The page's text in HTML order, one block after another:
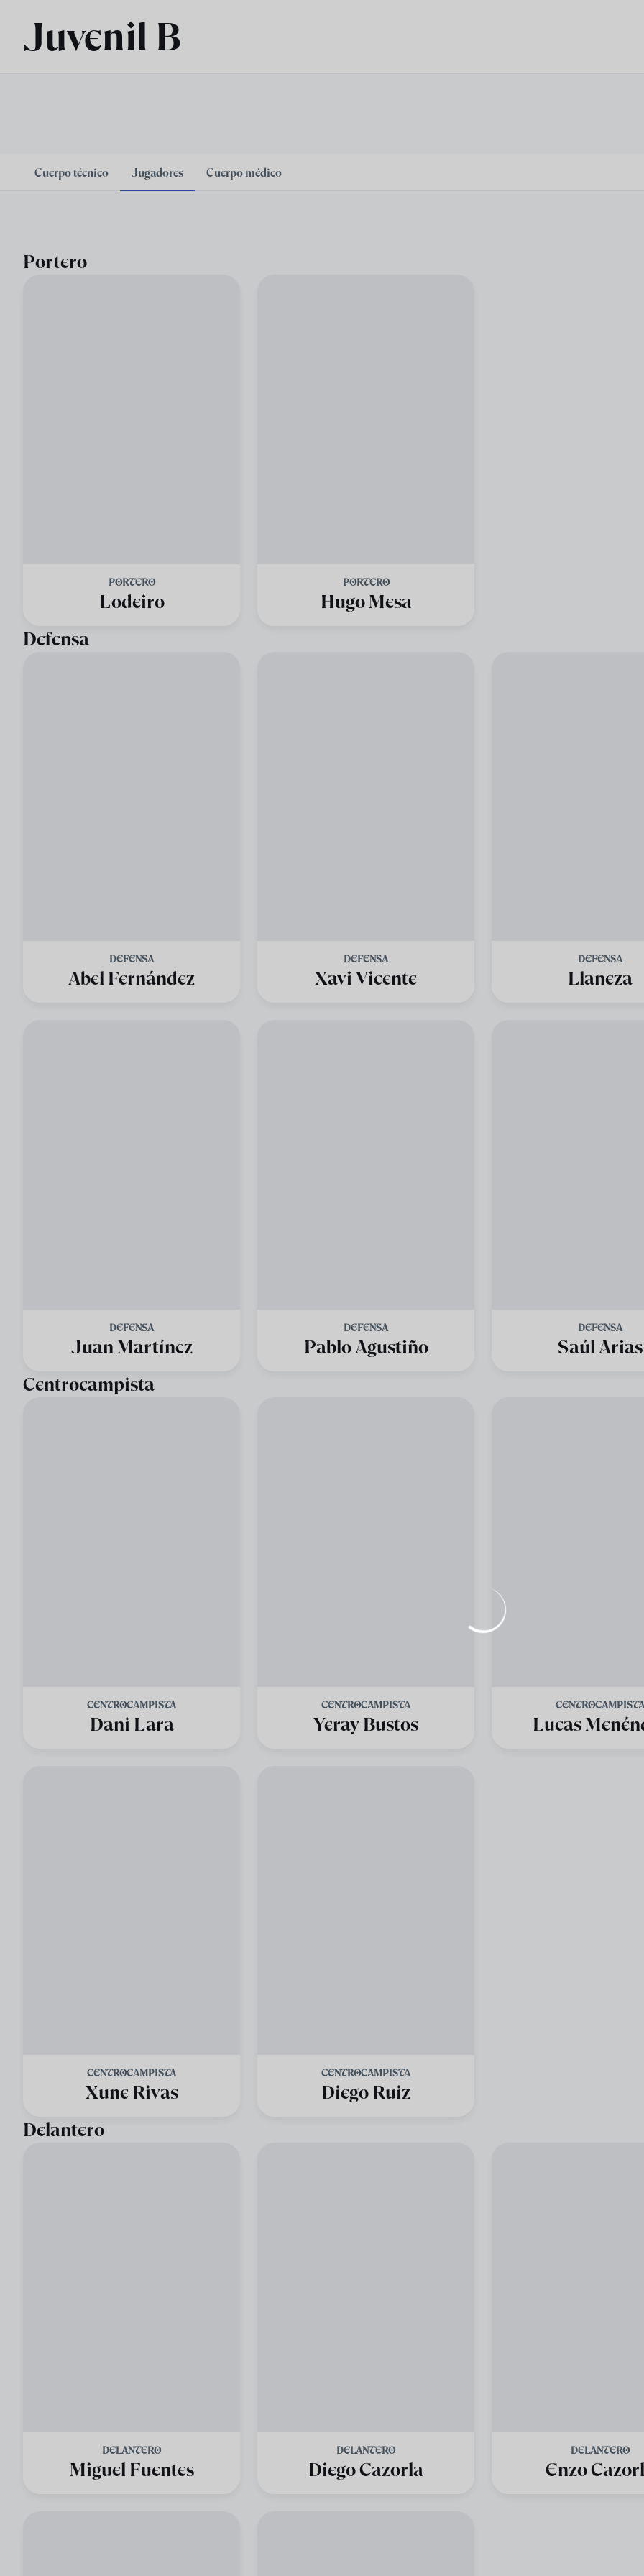
Juvenil B
Cuerpo técnico Jugadores Cuerpo médico
Portero
PORTERO
Lodeiro
PORTERO
Hugo Mesa
Defensa
DEFENSA
Abel Fernández
DEFENSA
Xavi Vicente
DEFENSA
Llaneza
DEFENSA
Juan Martínez
DEFENSA
Pablo Agustiño
DEFENSA
Saúl Arias
Centrocampista
CENTROCAMPISTA
Dani Lara
CENTROCAMPISTA
Yeray Bustos
CENTROCAMPISTA
Lucas
CENTROCAMPISTA
Xune Rivas
CENTROCAMPISTA
Diego Ruiz
Delantero
DELANTERO
Miguel Fuentes
DELANTERO
Diego Cazorla
DELANTERO
Enzo